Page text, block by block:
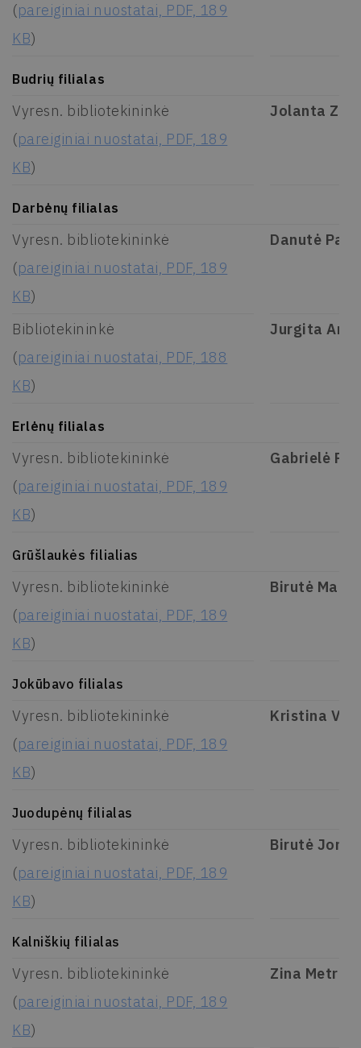
(pareiginiai nuostatai, PDF, 189
KB)
Budrių filialas
Vyresn. bibliotekininkė
(pareiginiai nuostatai, PDF, 189
KB)
Jolanta
Darbėnų filialas
Vyresn. bibliotekininkė
(pareiginiai nuostatai, PDF, 189
KB)
Danutė
Bibliotekininkė
(pareiginiai nuostatai, PDF, 188
KB)
Jurgita
Erlėnų filialas
Vyresn. bibliotekininkė
(pareiginiai nuostatai, PDF, 189
KB)
Gabrielė
Grūšlaukės filialias
Vyresn. bibliotekininkė
(pareiginiai nuostatai, PDF, 189
KB)
Birutė
Jokūbavo filialas
Vyresn. bibliotekininkė
(pareiginiai nuostatai, PDF, 189
KB)
Kristina
Juodupėnų filialas
Vyresn. bibliotekininkė
(pareiginiai nuostatai, PDF, 189
KB)
Birutė
Kalniškių filialas
Vyresn. bibliotekininkė
(pareiginiai nuostatai, PDF, 189
KB)
Zina